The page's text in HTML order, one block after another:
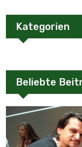
Kategorien
Beliebte